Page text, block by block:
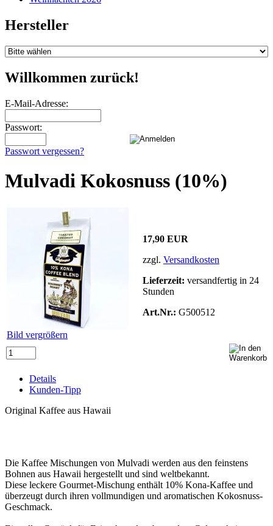
Hersteller
Willkommen zurück!
E-Mail-Adresse:
Passwort:
Passwort vergessen?
Mulvadi Kokosnuss (10%)
Bild vergrößern
17,90 EUR
zzgl. Versandkosten
Lieferzeit: versandfertig in 24
Stunden
Art.Nr.: G500512
Details
Kunden-Tipp
Original Kaffee aus Hawaii
Die Kaffee Mischungen von Mulvadi werden aus den feinstens
Bohnen aus Hawaii hergestellt und sind weltbekannt.
Diese leckere Gourmet-Mischung enthält 10% Kona-Kaffee und
überzeugt durch ihren vollmundigen und aromatischen Kokosnuss-
Geschmack.